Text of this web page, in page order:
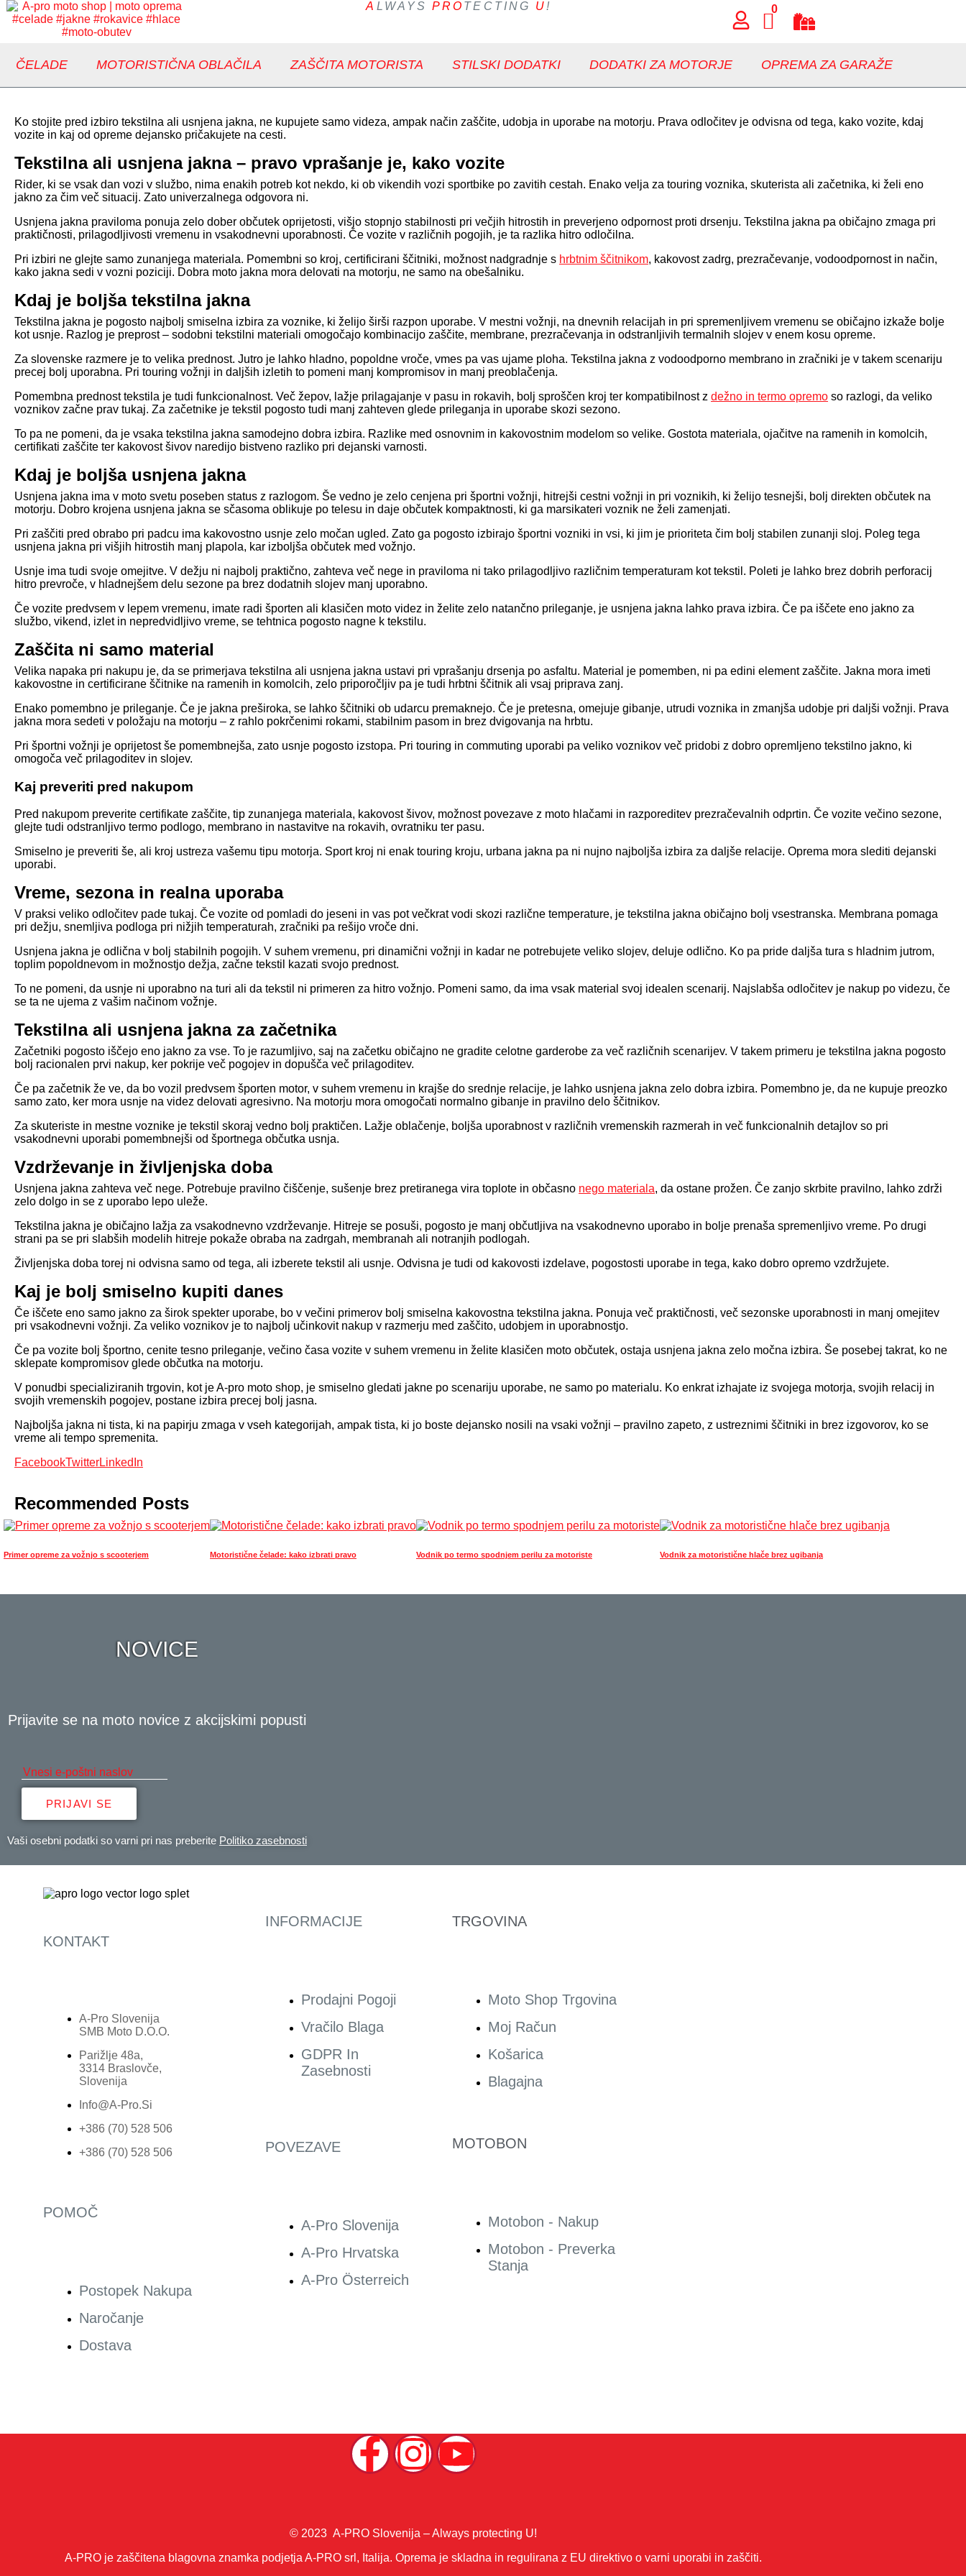
A LWAYSPRO TECTING U! 0
ČELADE MOTORISTIČNA OBLAČILA ZAŠČITA MOTORISTA STILSKI DODATKI DODATKI ZA MOTORJE OPREMA ZA GARAŽE
Ko stojite pred izbiro tekstilna ali usnjena jakna, ne kupujete samo videza, ampak način zaščite, udobja in uporabe na motorju. Prava odločitev je odvisna od tega, kako vozite, kdaj
vozite in kaj od opreme dejansko pričakujete na cesti.
Tekstilna ali usnjena jakna – pravo vprašanje je, kako vozite
Rider, ki se vsak dan vozi v službo, nima enakih potreb kot nekdo, ki ob vikendih vozi sportbike po zavitih cestah. Enako velja za touring voznika, skuterista ali začetnika, ki želi eno
jakno za čim več situacij. Zato univerzalnega odgovora ni.
Usnjena jakna praviloma ponuja zelo dober občutek oprijetosti, višjo stopnjo stabilnosti pri večjih hitrostih in preverjeno odpornost proti drsenju. Tekstilna jakna pa običajno zmaga pri
praktičnosti, prilagodljivosti vremenu in vsakodnevni uporabnosti. Če vozite v različnih pogojih, je ta razlika hitro odločilna.
Pri izbiri ne glejte samo zunanjega materiala. Pomembni so kroj, certificirani ščitniki, možnost nadgradnje s hrbtnim ščitnikom, kakovost zadrg, prezračevanje, vodoodpornost in način,
kako jakna sedi v vozni poziciji. Dobra moto jakna mora delovati na motorju, ne samo na obešalniku.
Kdaj je boljša tekstilna jakna
Tekstilna jakna je pogosto najbolj smiselna izbira za voznike, ki želijo širši razpon uporabe. V mestni vožnji, na dnevnih relacijah in pri spremenljivem vremenu se običajno izkaže bolje
kot usnje. Razlog je preprost – sodobni tekstilni materiali omogočajo kombinacijo zaščite, membrane, prezračevanja in odstranljivih termalnih slojev v enem kosu opreme.
Za slovenske razmere je to velika prednost. Jutro je lahko hladno, popoldne vroče, vmes pa vas ujame ploha. Tekstilna jakna z vodoodporno membrano in zračniki je v takem scenariju
precej bolj uporabna. Pri touring vožnji in daljših izletih to pomeni manj kompromisov in manj preoblačenja.
Pomembna prednost tekstila je tudi funkcionalnost. Več žepov, lažje prilagajanje v pasu in rokavih, bolj sproščen kroj ter kompatibilnost z dežno in termo opremo so razlogi, da veliko
voznikov začne prav tukaj. Za začetnike je tekstil pogosto tudi manj zahteven glede prileganja in uporabe skozi sezono.
To pa ne pomeni, da je vsaka tekstilna jakna samodejno dobra izbira. Razlike med osnovnim in kakovostnim modelom so velike. Gostota materiala, ojačitve na ramenih in komolcih,
certifikati zaščite ter kakovost šivov naredijo bistveno razliko pri dejanski varnosti.
Kdaj je boljša usnjena jakna
Usnjena jakna ima v moto svetu poseben status z razlogom. Še vedno je zelo cenjena pri športni vožnji, hitrejši cestni vožnji in pri voznikih, ki želijo tesnejši, bolj direkten občutek na
motorju. Dobro krojena usnjena jakna se sčasoma oblikuje po telesu in daje občutek kompaktnosti, ki ga marsikateri voznik ne želi zamenjati.
Pri zaščiti pred obrabo pri padcu ima kakovostno usnje zelo močan ugled. Zato ga pogosto izbirajo športni vozniki in vsi, ki jim je prioriteta čim bolj stabilen zunanji sloj. Poleg tega
usnjena jakna pri višjih hitrostih manj plapola, kar izboljša občutek med vožnjo.
Usnje ima tudi svoje omejitve. V dežju ni najbolj praktično, zahteva več nege in praviloma ni tako prilagodljivo različnim temperaturam kot tekstil. Poleti je lahko brez dobrih perforacij
hitro prevroče, v hladnejšem delu sezone pa brez dodatnih slojev manj uporabno.
Če vozite predvsem v lepem vremenu, imate radi športen ali klasičen moto videz in želite zelo natančno prileganje, je usnjena jakna lahko prava izbira. Če pa iščete eno jakno za
službo, vikend, izlet in nepredvidljivo vreme, se tehtnica pogosto nagne k tekstilu.
Zaščita ni samo material
Velika napaka pri nakupu je, da se primerjava tekstilna ali usnjena jakna ustavi pri vprašanju drsenja po asfaltu. Material je pomemben, ni pa edini element zaščite. Jakna mora imeti
kakovostne in certificirane ščitnike na ramenih in komolcih, zelo priporočljiv pa je tudi hrbtni ščitnik ali vsaj priprava zanj.
Enako pomembno je prileganje. Če je jakna preširoka, se lahko ščitniki ob udarcu premaknejo. Če je pretesna, omejuje gibanje, utrudi voznika in zmanjša udobje pri daljši vožnji. Prava
jakna mora sedeti v položaju na motorju – z rahlo pokrčenimi rokami, stabilnim pasom in brez dvigovanja na hrbtu.
Pri športni vožnji je oprijetost še pomembnejša, zato usnje pogosto izstopa. Pri touring in commuting uporabi pa veliko voznikov več pridobi z dobro opremljeno tekstilno jakno, ki
omogoča več prilagoditev in slojev.
Kaj preveriti pred nakupom
Pred nakupom preverite certifikate zaščite, tip zunanjega materiala, kakovost šivov, možnost povezave z moto hlačami in razporeditev prezračevalnih odprtin. Če vozite večino sezone,
glejte tudi odstranljivo termo podlogo, membrano in nastavitve na rokavih, ovratniku ter pasu.
Smiselno je preveriti še, ali kroj ustreza vašemu tipu motorja. Sport kroj ni enak touring kroju, urbana jakna pa ni nujno najboljša izbira za daljše relacije. Oprema mora slediti dejanski
uporabi.
Vreme, sezona in realna uporaba
V praksi veliko odločitev pade tukaj. Če vozite od pomladi do jeseni in vas pot večkrat vodi skozi različne temperature, je tekstilna jakna običajno bolj vsestranska. Membrana pomaga
pri dežju, snemljiva podloga pri nižjih temperaturah, zračniki pa rešijo vroče dni.
Usnjena jakna je odlična v bolj stabilnih pogojih. V suhem vremenu, pri dinamični vožnji in kadar ne potrebujete veliko slojev, deluje odlično. Ko pa pride daljša tura s hladnim jutrom,
toplim popoldnevom in možnostjo dežja, začne tekstil kazati svojo prednost.
To ne pomeni, da usnje ni uporabno na turi ali da tekstil ni primeren za hitro vožnjo. Pomeni samo, da ima vsak material svoj idealen scenarij. Najslabša odločitev je nakup po videzu, če
se ta ne ujema z vašim načinom vožnje.
Tekstilna ali usnjena jakna za začetnika
Začetniki pogosto iščejo eno jakno za vse. To je razumljivo, saj na začetku običajno ne gradite celotne garderobe za več različnih scenarijev. V takem primeru je tekstilna jakna pogosto
bolj racionalen prvi nakup, ker pokrije več pogojev in dopušča več prilagoditev.
Če pa začetnik že ve, da bo vozil predvsem športen motor, v suhem vremenu in krajše do srednje relacije, je lahko usnjena jakna zelo dobra izbira. Pomembno je, da ne kupuje preozko
samo zato, ker mora usnje na videz delovati agresivno. Na motorju mora omogočati normalno gibanje in pravilno delo ščitnikov.
Za skuteriste in mestne voznike je tekstil skoraj vedno bolj praktičen. Lažje oblačenje, boljša uporabnost v različnih vremenskih razmerah in več funkcionalnih detajlov so pri
vsakodnevni uporabi pomembnejši od športnega občutka usnja.
Vzdrževanje in življenjska doba
Usnjena jakna zahteva več nege. Potrebuje pravilno čiščenje, sušenje brez pretiranega vira toplote in občasno nego materiala, da ostane prožen. Če zanjo skrbite pravilno, lahko zdrži
zelo dolgo in se z uporabo lepo uleže.
Tekstilna jakna je običajno lažja za vsakodnevno vzdrževanje. Hitreje se posuši, pogosto je manj občutljiva na vsakodnevno uporabo in bolje prenaša spremenljivo vreme. Po drugi
strani pa se pri slabših modelih hitreje pokaže obraba na zadrgah, membranah ali notranjih podlogah.
Življenjska doba torej ni odvisna samo od tega, ali izberete tekstil ali usnje. Odvisna je tudi od kakovosti izdelave, pogostosti uporabe in tega, kako dobro opremo vzdržujete.
Kaj je bolj smiselno kupiti danes
Če iščete eno samo jakno za širok spekter uporabe, bo v večini primerov bolj smiselna kakovostna tekstilna jakna. Ponuja več praktičnosti, več sezonske uporabnosti in manj omejitev
pri vsakodnevni vožnji. Za veliko voznikov je to najbolj učinkovit nakup v razmerju med zaščito, udobjem in uporabnostjo.
Če pa vozite bolj športno, cenite tesno prileganje, večino časa vozite v suhem vremenu in želite klasičen moto občutek, ostaja usnjena jakna zelo močna izbira. Še posebej takrat, ko ne
sklepate kompromisov glede občutka na motorju.
V ponudbi specializiranih trgovin, kot je A-pro moto shop, je smiselno gledati jakne po scenariju uporabe, ne samo po materialu. Ko enkrat izhajate iz svojega motorja, svojih relacij in
svojih vremenskih pogojev, postane izbira precej bolj jasna.
Najboljša jakna ni tista, ki na papirju zmaga v vseh kategorijah, ampak tista, ki jo boste dejansko nosili na vsaki vožnji – pravilno zapeto, z ustreznimi ščitniki in brez izgovorov, ko se
vreme ali tempo spremenita.
FacebookTwitterLinkedIn
Recommended Posts
Primer opreme za vožnjo s scooterjem Motoristične čelade: kako izbrati pravo Vodnik po termo spodnjem perilu za motoriste Vodnik za motoristične hlače brez ugibanja
NOVICE
Prijavite se na moto novice z akcijskimi popusti
PRIJAVI SE
Vaši osebni podatki so varni pri nas preberite Politiko zasebnosti
KONTAKT
A-Pro Slovenija
SMB Moto D.o.o.
Parižlje 48a,
3314 Braslovče,
Slovenija
Info@a-Pro.si
+386 (70) 528 506
+386 (70) 528 506
POMOČ
Postopek Nakupa
Naročanje
Dostava
INFORMACIJE
Prodajni Pogoji
Vračilo Blaga
GDPR In
Zasebnosti
POVEZAVE
A-Pro Slovenija
A-Pro Hrvatska
A-Pro Österreich
TRGOVINA
Moto Shop Trgovina
Moj Račun
Košarica
Blagajna
MOTOBON
Motobon - Nakup
Motobon - Preverka
Stanja
© 2023 A-PRO Slovenija – Always protecting U!
A-PRO je zaščitena blagovna znamka podjetja A-PRO srl, Italija. Oprema je skladna in regulirana z EU direktivo o varni uporabi in zaščiti.